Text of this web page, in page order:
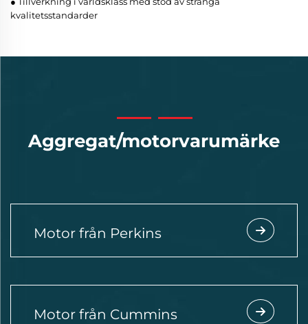
kvalitetsstandarder
Aggregat/motorvarumärke
Motor från Perkins
Motor från Cummins